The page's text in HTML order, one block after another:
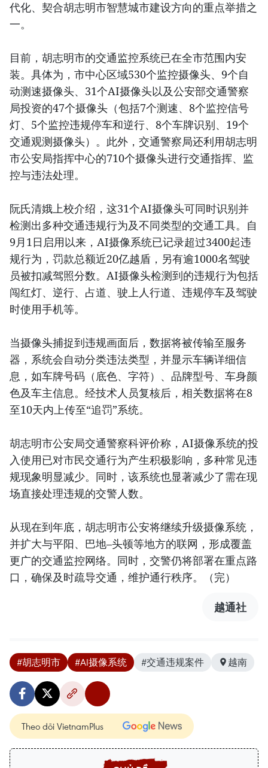
代化、契合胡志明市智慧城市建设方向的重点举措之
一。
目前，胡志明市的交通监控系统已在全市范围内安
装。具体为，市中心区域530个监控摄像头、9个自
动测速摄像头、31个AI摄像头以及公安部交通警察
局投资的47个摄像头（包括7个测速、8个监控信号
灯、5个监控违规停车和逆行、8个车牌识别、19个
交通观测摄像头）。此外，交通警察局还利用胡志明
市公安局指挥中心的710个摄像头进行交通指挥、监
控与违法处理。
阮氏清娥上校介绍，这31个AI摄像头可同时识别并
检测出多种交通违规行为及不同类型的交通工具。自
9月1日启用以来，AI摄像系统已记录超过3400起违
规行为，罚款总额近20亿越盾，另有逾1000名驾驶
员被扣减驾照分数。AI摄像头检测到的违规行为包括
闯红灯、逆行、占道、驶上人行道、违规停车及驾驶
时使用手机等。
当摄像头捕捉到违规画面后，数据将被传输至服务
器，系统会自动分类违法类型，并显示车辆详细信
息，如车牌号码（底色、字符）、品牌型号、车身颜
色及车主信息。经技术人员复核后，相关数据将在8
至10天内上传至“追罚”系统。
胡志明市公安局交通警察科评价称，AI摄像系统的投
入使用已对市民交通行为产生积极影响，多种常见违
规现象明显减少。同时，该系统也显著减少了需在现
场直接处理违规的交警人数。
从现在到年底，胡志明市公安将继续升级摄像系统，
并扩大与平阳、巴地–头顿等地方的联网，形成覆盖
更广的交通监控网络。同时，交警仍将部署在重点路
口，确保及时疏导交通，维护通行秩序。（完）
越通社
#胡志明市 #AI摄像系统 #交通违规案件 越南
Theo dõi VietnamPlus